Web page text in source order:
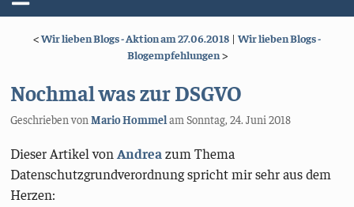
Menü
<Wir lieben Blogs - Aktion am 27.06.2018 | Wir lieben Blogs -
Blogempfehlungen>
Nochmal was zur DSGVO
Geschrieben vonMario HommelamSonntag, 24. Juni 2018
Dieser Artikel vonAndrea zum Thema
Datenschutzgrundverordnung spricht mir sehr aus dem
Herzen: